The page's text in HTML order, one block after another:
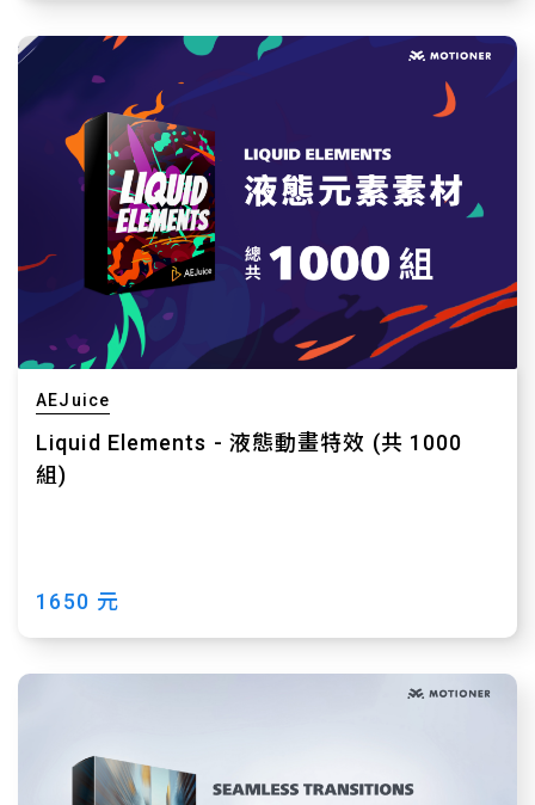
AEJuice
Liquid Elements - 液態動畫特效 (共 1000
組)
1650 元